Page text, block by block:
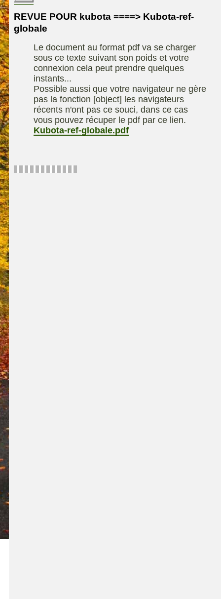
Information sur
contact
Motobineuse ou
Technique de
compostage
Robomow
chevalet
Remorque
REVUE POUR kubota ====> Kubota-ref-
globale
Le document au format pdf va se charger
sous ce texte suivant son poids et votre
connexion cela peut prendre quelques
instants...
Possible aussi que votre navigateur ne gère
pas la fonction [object] les navigateurs
récents n'ont pas ce souci, dans ce cas
vous pouvez récuper le pdf par ce lien.
Kubota-ref-globale.pdf